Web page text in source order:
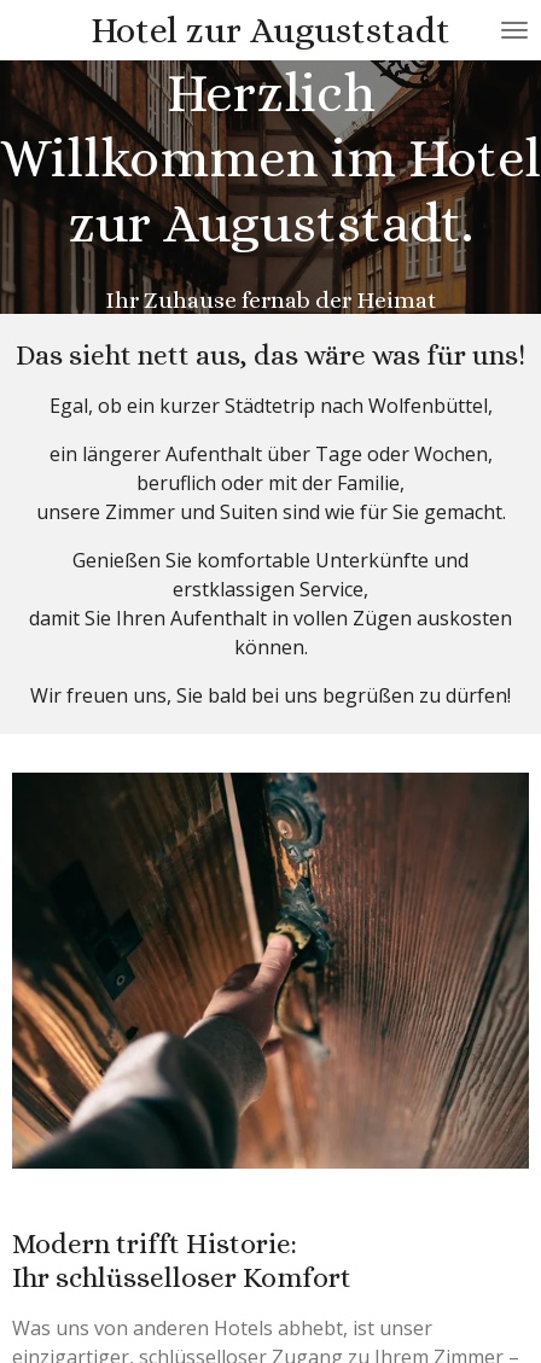
springen
Hotel zur Auguststadt
Herzlich
Willkommen im Hotel
zur Auguststadt.
Ihr Zuhause fernab der Heimat
Das sieht nett aus, das wäre was für uns!
Egal, ob ein kurzer Städtetrip nach Wolfenbüttel,
ein längerer Aufenthalt über Tage oder Wochen,
beruflich oder mit der Familie,
unsere Zimmer und Suiten sind wie für Sie gemacht.
Genießen Sie komfortable Unterkünfte und
erstklassigen Service,
damit Sie Ihren Aufenthalt in vollen Zügen auskosten
können.
Wir freuen uns, Sie bald bei uns begrüßen zu dürfen!
Modern trifft Historie:
Ihr schlüsselloser Komfort
Was uns von anderen Hotels abhebt, ist unser
einzigartiger, schlüsselloser Zugang zu Ihrem Zimmer –